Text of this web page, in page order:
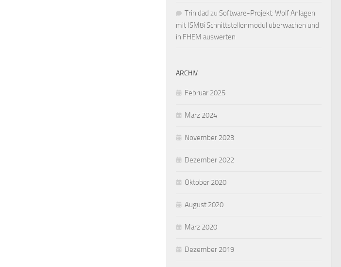
Trinidad zu Software-Projekt: Wolf Anlagen
mit ISM8i Schnittstellenmodul überwachen und
in FHEM auswerten
ARCHIV
Februar 2025
März 2024
November 2023
Dezember 2022
Oktober 2020
August 2020
März 2020
Dezember 2019